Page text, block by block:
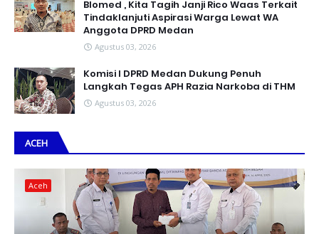
Blomed , Kita Tagih Janji Rico Waas Terkait
Tindaklanjuti Aspirasi Warga Lewat WA
Anggota DPRD Medan
Agustus 03, 2026
Komisi I DPRD Medan Dukung Penuh
Langkah Tegas APH Razia Narkoba di THM
Agustus 03, 2026
ACEH
Aceh